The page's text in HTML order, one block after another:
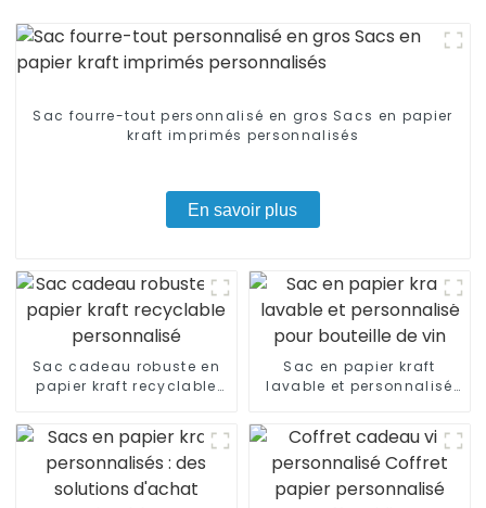
Sac fourre-tout personnalisé en gros Sacs en papier
kraft imprimés personnalisés
En savoir plus
Sac cadeau robuste en
papier kraft recyclable
Sac en papier kraft
lavable et personnalisé